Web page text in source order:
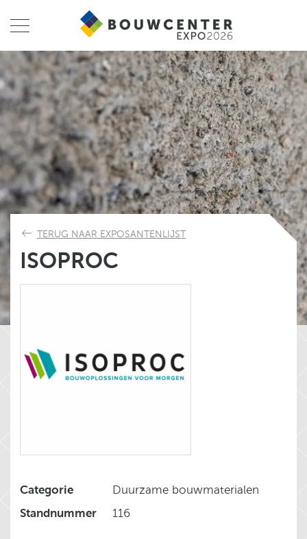
TERUG NAAR EXPOSANTENLIJST
ISOPROC
Categorie
Duurzame bouwmaterialen
Standnummer
116